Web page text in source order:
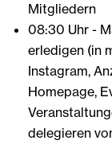
Mitgliedern
08:30 Uhr -
erledigen (in
Instagram,
Homepage,
delegieren